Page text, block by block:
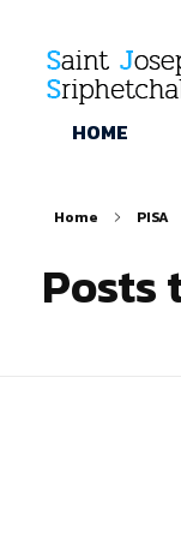
SJS
HOME
Home PISA
Posts